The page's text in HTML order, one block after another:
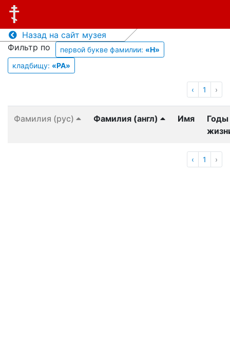
Назад на сайт музея
Фильтр по
первой букве фамилии: «H»
кладбищу: «PA»
‹ 1 ›
Фамилия (рус) Фамилия (англ) Имя
Годы
‹ 1 ›